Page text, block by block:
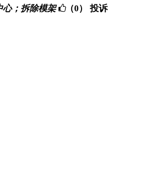
心；拆除模架 （0） 投诉